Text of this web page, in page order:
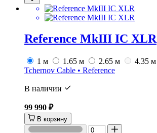
Reference MkIII IC XLR
1 м 1.65 м 2.65 м 4.35 м
Tchernov Cable • Reference
В наличии
99 990 ₽
В корзину